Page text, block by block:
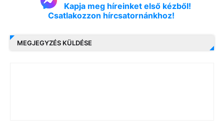
Kapja meg híreinket első kézből!
Csatlakozzon hírcsatornánkhoz!
MEGJEGYZÉS KÜLDÉSE